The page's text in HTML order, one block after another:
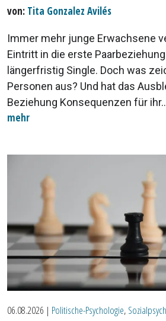
von: Tita Gonzalez Avilés
Immer mehr junge Erwachsene
Eintritt in die erste
längerfristig Single. Doch was
Personen aus? Und hat das
Beziehung Konsequenzen für
mehr
06.08.2026 | Politische-Psychologie,